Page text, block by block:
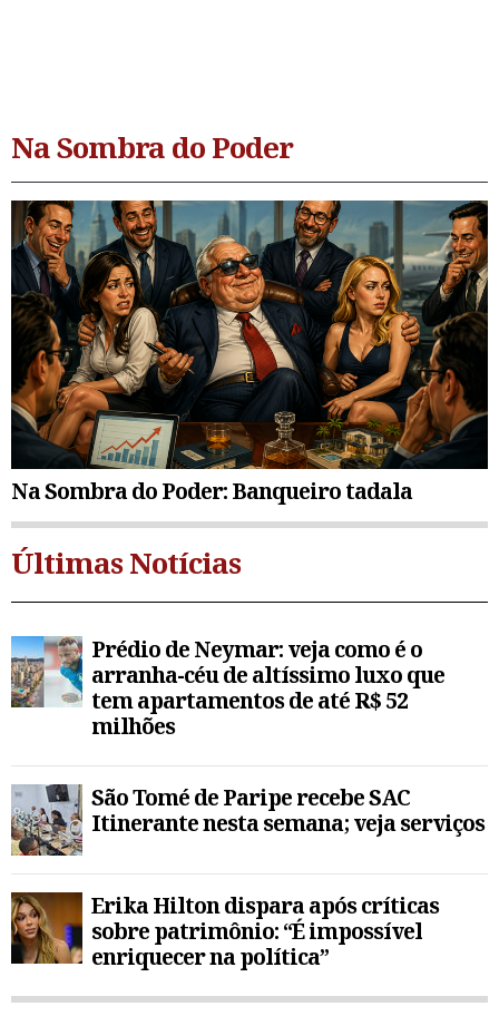
Na Sombra do Poder
Na Sombra do Poder: Banqueiro tadala
Últimas Notícias
Prédio de Neymar: veja como é o
arranha-céu de altíssimo luxo que
tem apartamentos de até R$ 52
milhões
São Tomé de Paripe recebe SAC
Itinerante nesta semana; veja serviços
Erika Hilton dispara após críticas
sobre patrimônio: “É impossível
enriquecer na política”